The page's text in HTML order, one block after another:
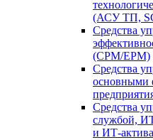
(АСУ ТП,
Средства
(CPM/EPM)
Средства
основными
Средства
службой,
и ИТ-